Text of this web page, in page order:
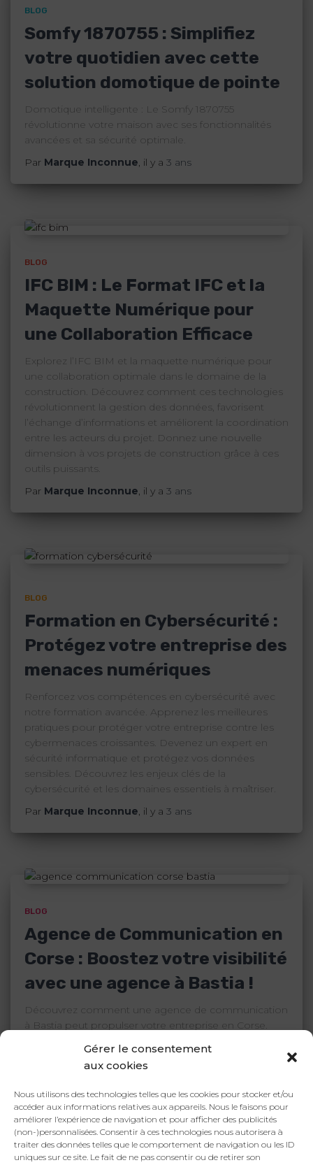
Gérer le consentement
aux cookies
Nous utilisons des technologies telles que les cookies pour stocker et/ou
accéder aux informations relatives aux appareils. Nous le faisons pour
améliorer l’expérience de navigation et pour afficher des publicités
(non-)personnalisées. Consentir à ces technologies nous autorisera à
traiter des données telles que le comportement de navigation ou les ID
uniques sur ce site. Le fait de ne pas consentir ou de retirer son
BLOG
Somfy 1870755 : Simplifiez
votre quotidien avec cette
solution domotique de pointe
Domotique intelligente : Le Somfy 1870755
révolutionne votre maison avec ses fonctionnalités
avancées et sa sécurité optimale.
Par Marque Inconnue, il y a 3 ans
BLOG
IFC BIM : Le Format IFC et la
Maquette Numérique pour
une Collaboration Efficace
Explorez l’IFC BIM et la maquette numérique pour
une collaboration optimale dans le domaine de la
construction. Découvrez comment ces technologies
révolutionnent la gestion des données, favorisent
l’échange d’informations et améliorent la coordination
entre les acteurs du projet. Donnez une nouvelle
dimension à vos projets de construction grâce à ces
outils puissants.
Par Marque Inconnue, il y a 3 ans
BLOG
Formation en Cybersécurité :
Protégez votre entreprise des
menaces numériques
Renforcez vos compétences en cybersécurité avec
notre formation avancée. Apprenez les meilleures
pratiques pour protéger votre entreprise contre les
cybermenaces croissantes. Devenez un expert en
sécurité informatique et protégez vos données
sensibles. Découvrez les enjeux clés de la
cybersécurité et les domaines essentiels à maîtriser.
Par Marque Inconnue, il y a 3 ans
BLOG
Agence de Communication en
Corse : Boostez votre visibilité
avec une agence à Bastia !
Découvrez comment une agence de communication
à Bastia peut propulser votre entreprise en Corse.
pour booster votre visibilité.